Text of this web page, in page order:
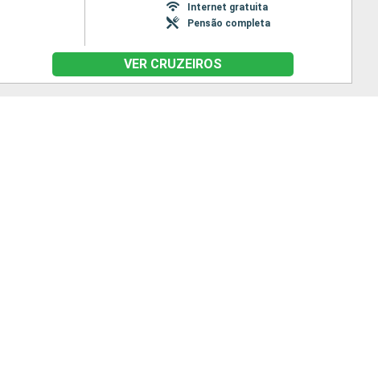
Internet gratuita
Pensão completa
VER CRUZEIROS